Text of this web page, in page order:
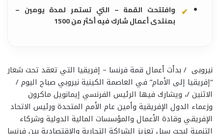
وافتتحت القمة – التي تستمر لمدة يومين –
بمنتدى أعمال شارك فيه أكثر من 1500
نيروبى / بدأت أعمال قمة فرنسا – إفريقيا التي تعقد تحت شعار
“إفريقيا إلى الأمام” في العاصمة الكينية نيروبي صباح اليوم /
الاثنين /، ويشارك فيها الرئيس الفرنسي إيمانويل ماكرون
وزعماء الدول الإفريقية وأمين عام الأمم المتحدة ورئيس الاتحاد
الإفريقي وقادة الأعمال والمؤسسات المالية الدولية وشركاء